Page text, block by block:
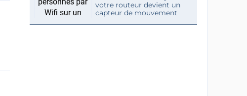
votre routeur devient un
capteur de mouvement